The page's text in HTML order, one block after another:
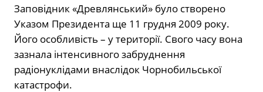
Заповідник «Древлянський» було створено
Указом Президента ще 11 грудня 2009 року.
Його особливість – у території. Свого часу вона
зазнала інтенсивного забруднення
радіонуклідами внаслідок Чорнобильської
катастрофи.